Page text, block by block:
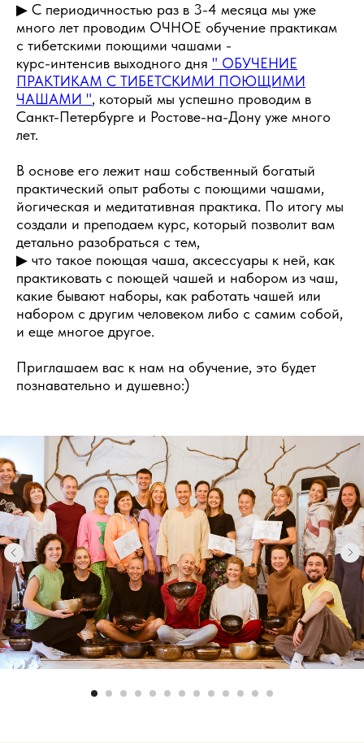
▶ С периодичностью раз в 3-4 месяца мы уже
много лет проводим ОЧНОЕ обучение практикам
с тибетскими поющими чашами -
курс-интенсив выходного дня " ОБУЧЕНИЕ
ПРАКТИКАМ С ТИБЕТСКИМИ ПОЮЩИМИ
ЧАШАМИ ", который мы успешно проводим в
Санкт-Петербурге и Ростове-на-Дону уже много
лет.
В основе его лежит наш собственный богатый
практический опыт работы с поющими чашами,
йогическая и медитативная практика. По итогу мы
создали и преподаем курс, который позволит вам
детально разобраться с тем,
▶ что такое поющая чаша, аксессуары к ней, как
практиковать с поющей чашей и набором из чаш,
какие бывают наборы, как работать чашей или
набором с другим человеком либо с самим собой,
и еще многое другое.
Приглашаем вас к нам на обучение, это будет
познавательно и душевно:)